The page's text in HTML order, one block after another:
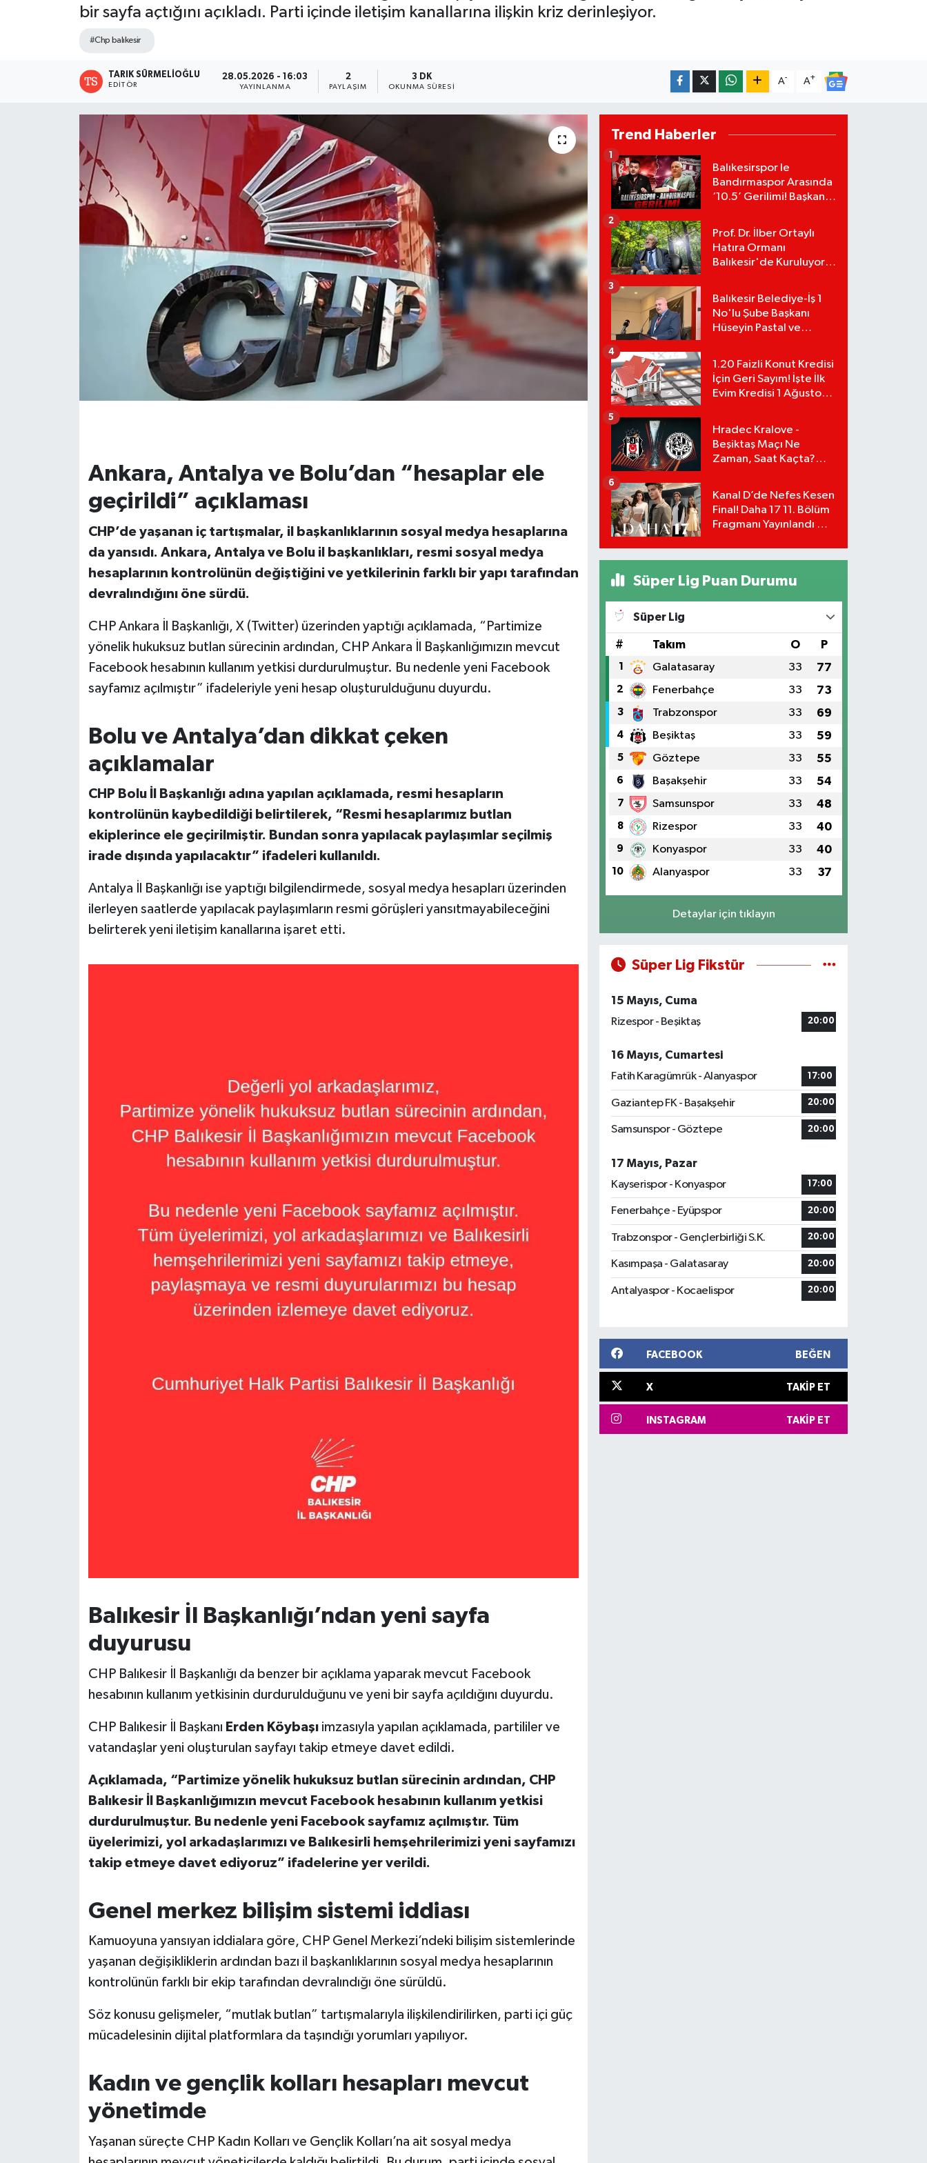
bir sayfa açtığını açıkladı. Parti içinde iletişim kanallarına ilişkin kriz derinleşiyor.
#Chp balıkesir
TARIK SÜRMELİOĞLU
EDITÖR
28.05.2026 - 16:03
YAYINLANMA
2
PAYLAŞIM
3 DK
OKUNMA SÜRESI
A- A+
Ankara, Antalya ve Bolu’dan “hesaplar ele
geçirildi” açıklaması
CHP’de yaşanan iç tartışmalar, il başkanlıklarının sosyal medya hesaplarına
da yansıdı. Ankara, Antalya ve Bolu il başkanlıkları, resmi sosyal medya
hesaplarının kontrolünün değiştiğini ve yetkilerinin farklı bir yapı tarafından
devralındığını öne sürdü.
CHP Ankara İl Başkanlığı, X (Twitter) üzerinden yaptığı açıklamada, “Partimize
yönelik hukuksuz butlan sürecinin ardından, CHP Ankara İl Başkanlığımızın mevcut
Facebook hesabının kullanım yetkisi durdurulmuştur. Bu nedenle yeni Facebook
sayfamız açılmıştır” ifadeleriyle yeni hesap oluşturulduğunu duyurdu.
Bolu ve Antalya’dan dikkat çeken
açıklamalar
CHP Bolu İl Başkanlığı adına yapılan açıklamada, resmi hesapların
kontrolünün kaybedildiği belirtilerek, “Resmi hesaplarımız butlan
ekiplerince ele geçirilmiştir. Bundan sonra yapılacak paylaşımlar seçilmiş
irade dışında yapılacaktır” ifadeleri kullanıldı.
Antalya İl Başkanlığı ise yaptığı bilgilendirmede, sosyal medya hesapları üzerinden
ilerleyen saatlerde yapılacak paylaşımların resmi görüşleri yansıtmayabileceğini
belirterek yeni iletişim kanallarına işaret etti.
Balıkesir İl Başkanlığı’ndan yeni sayfa
duyurusu
CHP Balıkesir İl Başkanlığı da benzer bir açıklama yaparak mevcut Facebook
hesabının kullanım yetkisinin durdurulduğunu ve yeni bir sayfa açıldığını duyurdu.
CHP Balıkesir İl Başkanı Erden Köybaşıimzasıyla yapılan açıklamada, partililer ve
vatandaşlar yeni oluşturulan sayfayı takip etmeye davet edildi.
Açıklamada, “Partimize yönelik hukuksuz butlan sürecinin ardından, CHP
Balıkesir İl Başkanlığımızın mevcut Facebook hesabının kullanım yetkisi
durdurulmuştur. Bu nedenle yeni Facebook sayfamız açılmıştır. Tüm
üyelerimizi, yol arkadaşlarımızı ve Balıkesirli hemşehrilerimizi yeni sayfamızı
takip etmeye davet ediyoruz” ifadelerine yer verildi.
Genel merkez bilişim sistemi iddiası
Kamuoyuna yansıyan iddialara göre, CHP Genel Merkezi’ndeki bilişim sistemlerinde
yaşanan değişikliklerin ardından bazı il başkanlıklarının sosyal medya hesaplarının
kontrolünün farklı bir ekip tarafından devralındığı öne sürüldü.
Söz konusu gelişmeler, “mutlak butlan” tartışmalarıyla ilişkilendirilirken, parti içi güç
mücadelesinin dijital platformlara da taşındığı yorumları yapılıyor.
Kadın ve gençlik kolları hesapları mevcut
yönetimde
Yaşanan süreçte CHP Kadın Kolları ve Gençlik Kolları’na ait sosyal medya
Trend Haberler
Balıkesirspor le
Bandırmaspor Arasında
‘10.5’ Gerilimi! Başkan
Murat Karakoyun'a Sert
Tepki!
1
Prof. Dr. İlber Ortaylı
Hatıra Ormanı
Balıkesir'de Kuruluyor!
Bağışlarını Başlattı!
2
Balıkesir Belediye-İş 1
No'lu Şube Başkanı
Hüseyin Pastal ve
3
1.20 Faizli Konut Kredisi
İçin Geri Sayım! İşte İlk
Evim Kredisi 1 Ağustos
4
Hradec Kralove -
Beşiktaş Maçı Ne
Zaman, Saat Kaçta?
Detayları!
5
Kanal D’de Nefes Kesen
Final! Daha 17 11. Bölüm
Fragmanı Yayınlandı Mı?
6
Süper Lig Puan Durumu
Süper Lig
# Takım O P
1 Galatasaray 33 77
2 Fenerbahçe 33 73
3 Trabzonspor 33 69
4 Beşiktaş 33 59
5 Göztepe 33 55
6 Başakşehir 33 54
7 Samsunspor 33 48
8 Rizespor 33 40
9 Konyaspor 33 40
10 Alanyaspor 33 37
Detaylar için tıklayın
Süper Lig Fikstür
15 Mayıs, Cuma
Rizespor - Beşiktaş
20:00
16 Mayıs, Cumartesi
Fatih Karagümrük - Alanyaspor
17:00
Gaziantep FK - Başakşehir 20:00
Samsunspor - Göztepe 20:00
17 Mayıs, Pazar
Kayserispor - Konyaspor
17:00
Fenerbahçe - Eyüpspor 20:00
Trabzonspor - Gençlerbirliği S.K. 20:00
Kasımpaşa - Galatasaray 20:00
Antalyaspor - Kocaelispor 20:00
FACEBOOK BEĞEN
X TAKIP ET
INSTAGRAM TAKIP ET
Edremit
EKONOMİ
MAGAZİN
OTOMOTİV
Resmi İlanlar
Savaştepe
SEYAHAT
SÜRMANŞET
VİZYONDAKİLER